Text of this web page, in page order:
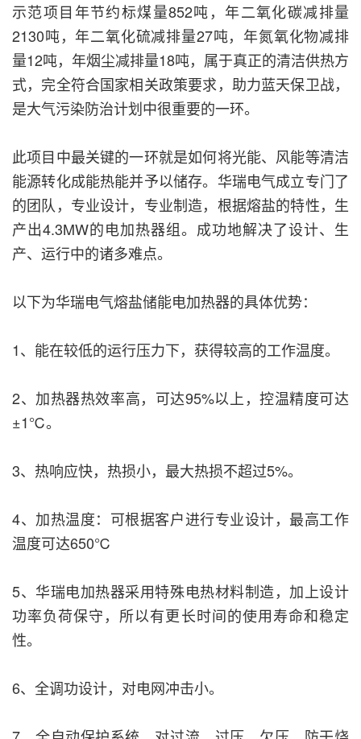
示范项目年节约标煤量852吨，年二氧化碳减排量
2130吨，年二氧化硫减排量27吨，年氮氧化物减排
量12吨，年烟尘减排量18吨，属于真正的清洁供热方
式，完全符合国家相关政策要求，助力蓝天保卫战，
是大气污染防治计划中很重要的一环。
此项目中最关键的一环就是如何将光能、风能等清洁
能源转化成能热能并予以储存。华瑞电气成立专门了
的团队，专业设计，专业制造，根据熔盐的特性，生
产出4.3MW的电加热器组。成功地解决了设计、生
产、运行中的诸多难点。
以下为华瑞电气熔盐储能电加热器的具体优势：
1、能在较低的运行压力下，获得较高的工作温度。
2、加热器热效率高，可达95%以上，控温精度可达
±1℃。
3、热响应快，热损小，最大热损不超过5%。
4、加热温度：可根据客户进行专业设计，最高工作
温度可达650℃
5、华瑞电加热器采用特殊电热材料制造，加上设计
功率负荷保守，所以有更长时间的使用寿命和稳定
性。
6、全调功设计，对电网冲击小。